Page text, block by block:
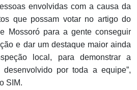
envolvidas com a causa da
que possam votar no artigo do
Mossoró para a gente conseguir
e dar um destaque maior ainda
local, para demonstrar a
por toda a equipe”,
SIM.